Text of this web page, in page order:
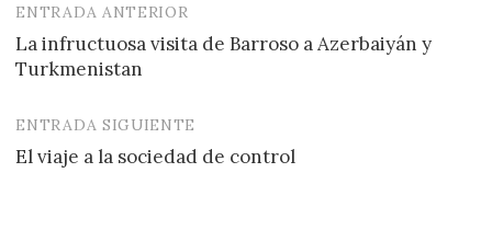
Navegación
de
ENTRADA ANTERIOR
La infructuosa visita de Barroso a Azerbaiyán y
Turkmenistan
ENTRADA SIGUIENTE
El viaje a la sociedad de control